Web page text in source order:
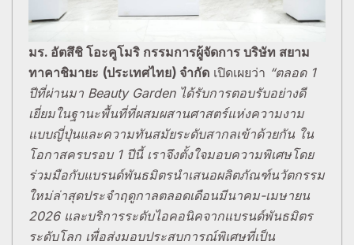
มร. อัตสึชิ โอะคูโมริ กรรมการผู้จัดการ บริษัท สยาม
ทาคาชิมายะ (ประเทศไทย) จำกัด เปิดเผยว่า “ตลอด 1
ปีที่ผ่านมา Beauty Garden ได้รับการตอบรับอย่างดี
เยี่ยมในฐานะพื้นที่ที่ผสมผสานศาสตร์แห่งความงาม
แบบญี่ปุ่นและความทันสมัยระดับสากลเข้าด้วยกัน ใน
โอกาสครบรอบ 1 ปีนี้ เราจึงตั้งใจมอบความพิเศษโดย
ร่วมมือกับแบรนด์พันธมิตรนำเสนอผลิตภัณฑ์นวัตกรรม
ใหม่ล่าสุดประจำฤดูกาลตลอดเดือนมีนาคม-เมษายน
2026 และบริการระดับไอคอนิคจากแบรนด์พันธมิตร
ระดับโลก เพื่อส่งมอบประสบการณ์พิเศษที่เป็น